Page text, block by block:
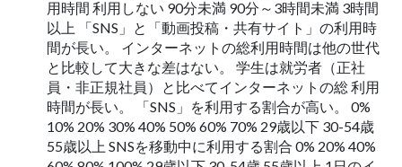
用時間 利用しない 90分未満 90分～3時間未満 3時間
以上 「SNS」と「動画投稿・共有サイト」の利用時
間が長い。 インターネットの総利用時間は他の世代
と比較して大きな差はない。 学生は就労者（正社
員・非正規社員）と比べてインターネットの総 利用
時間が長い。 「SNS」を利用する割合が高い。 0%
10% 20% 30% 40% 50% 60% 70% 29歳以下 30-54歳
55歳以上 SNSを移動中に利用する割合 0% 20% 40%